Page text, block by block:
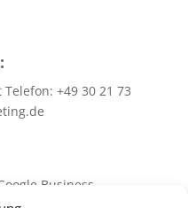
+49 30 21 73
Business